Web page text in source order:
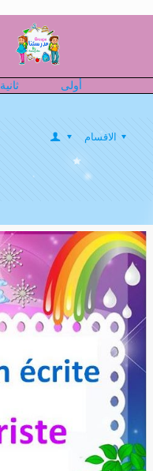
أولى ثانية
الاقسام